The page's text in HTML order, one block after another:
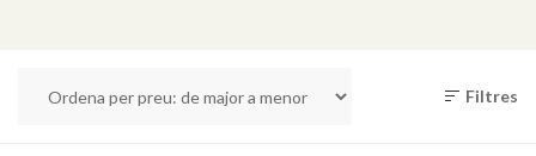
Filtres